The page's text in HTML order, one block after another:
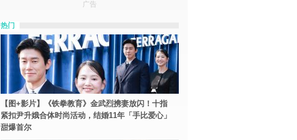
广告
热门
【图+影片】《铁拳教育》金武烈携妻放闪！十指
紧扣尹升娥合体时尚活动，结婚11年「手比爱心」
甜爆首尔